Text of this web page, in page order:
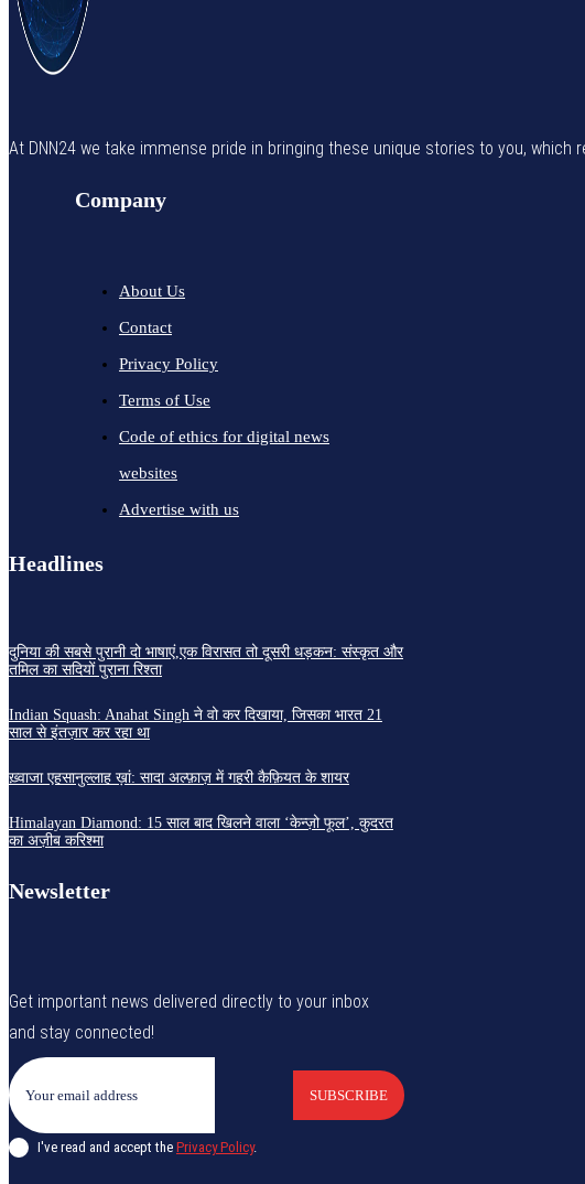
At DNN24 we take immense pride in bringing these unique stories to you, which
Company
About Us
Contact
Privacy Policy
Terms of Use
Code of ethics for digital news
websites
Advertise with us
Headlines
दुनिया की सबसे पुरानी दो भाषाएं,एक विरासत तो दूसरी धड़कन: संस्कृत और
तमिल का सदियों पुराना रिश्ता
Indian Squash: Anahat Singh ने वो कर दिखाया, जिसका भारत 21
साल से इंतज़ार कर रहा था
ख़्वाजा एहसानुल्लाह ख़ां: सादा अल्फ़ाज़ में गहरी कैफ़ियत के शायर
Himalayan Diamond: 15 साल बाद खिलने वाला ‘केन्ज़ो फूल’, कुदरत
का अज़ीब करिश्मा
Newsletter
Get important news delivered directly to your inbox
and stay connected!
SUBSCRIBE
I've read and accept the Privacy Policy.